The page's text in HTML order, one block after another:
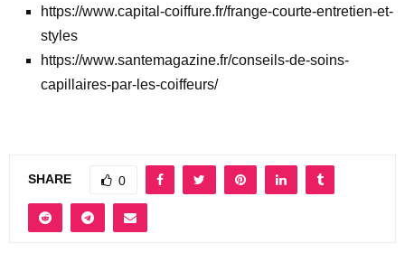
https://www.capital-coiffure.fr/frange-courte-entretien-et-
styles
https://www.santemagazine.fr/conseils-de-soins-
capillaires-par-les-coiffeurs/
SHARE 0